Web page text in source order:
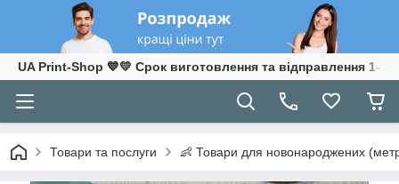
UA Print-Shop ​💙💛 Срок виготовлення та відправлення 1-3
Товари та послуги 👶 Товари для новонароджених